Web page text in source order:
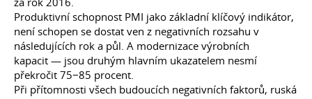
Produktivní schopnost РМІ jako základní klíčový indikátor,
není schopen se dostat ven z negativních rozsahu v
následujících rok a půl. A modernizace výrobních
kapacit — jsou druhým hlavním ukazatelem nesmí
překročit 75−85 procent.
Při přítomnosti všech budoucích negativních faktorů, ruská